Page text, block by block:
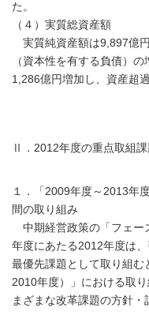
た。
（４）実質総資産額
実質純資産額は9,897億
（資本性を有する負債）
1,286億円増加し、資産超
Ⅱ．2012年度の重点取組
１．「2009年度～2013年
間の取り組み
中期経営政策の「フェー
年度にあたる2012年度は
最優先課題として取り組
2010年度）」における取
まざまな改革課題の方針・